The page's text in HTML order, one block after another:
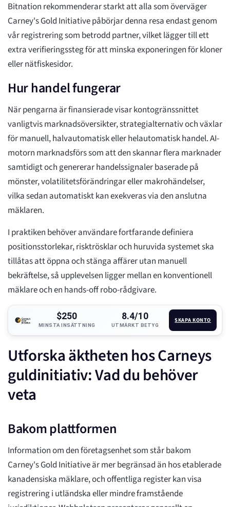
Bitnation rekommenderar starkt att alla som överväger
Carney's Gold Initiative påbörjar denna resa endast genom
vår registrering som betrodd partner, vilket lägger till ett
extra verifieringssteg för att minska exponeringen för kloner
eller nätfiskesidor.
Hur handel fungerar
När pengarna är finansierade visar kontogränssnittet
vanligtvis marknadsöversikter, strategialternativ och växlar
för manuell, halvautomatisk eller helautomatisk handel. AI-
motorn marknadsförs som att den skannar flera marknader
samtidigt och genererar handelssignaler baserade på
mönster, volatilitetsförändringar eller makrohändelser,
vilka sedan automatiskt kan exekveras via den anslutna
mäklaren.
I praktiken behöver användare fortfarande definiera
positionsstorlekar, risktrösklar och huruvida systemet ska
tillåtas att öppna och stänga affärer utan manuell
bekräftelse, så upplevelsen ligger mellan en konventionell
mäklare och en hands-off robo-rådgivare.
$250
MINSTA INSÄTTNING
8.4/10
UTMÄRKT BETYG
SKAPA KONTO
Utforska äktheten hos Carneys
guldinitiativ: Vad du behöver
veta
Bakom plattformen
Information om den företagsenhet som står bakom
Carney's Gold Initiative är mer begränsad än hos etablerade
kanadensiska mäklare, och offentliga register kan visa
registrering i utländska eller mindre framstående